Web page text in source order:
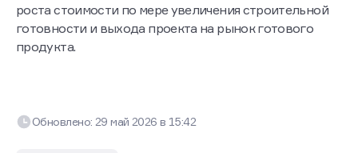
роста стоимости по мере увеличения строительной
готовности и выхода проекта на рынок готового
продукта.
Обновлено: 29 май 2026в 15:42